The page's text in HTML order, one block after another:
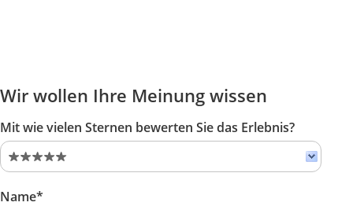
Wir wollen Ihre Meinung wissen
Mit wie vielen Sternen bewerten Sie das Erlebnis?
Name*